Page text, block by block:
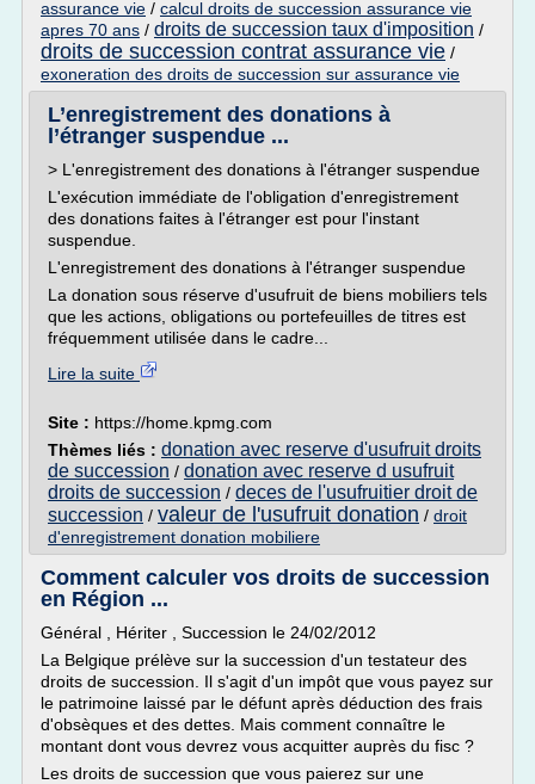
assurance vie / calcul droits de succession assurance vie
apres 70 ans / droits de succession taux d'imposition /
droits de succession contrat assurance vie /
exoneration des droits de succession sur assurance vie
L’enregistrement des donations à
l’étranger suspendue ...
> L'enregistrement des donations à l'étranger suspendue
L'exécution immédiate de l'obligation d'enregistrement
des donations faites à l'étranger est pour l'instant
suspendue.
L'enregistrement des donations à l'étranger suspendue
La donation sous réserve d'usufruit de biens mobiliers tels
que les actions, obligations ou portefeuilles de titres est
fréquemment utilisée dans le cadre...
Lire la suite
Site : https://home.kpmg.com
Thèmes liés : donation avec reserve d'usufruit droits
de succession / donation avec reserve d usufruit
droits de succession / deces de l'usufruitier droit de
succession / valeur de l'usufruit donation / droit
d'enregistrement donation mobiliere
Comment calculer vos droits de succession
en Région ...
Général , Hériter , Succession le 24/02/2012
La Belgique prélève sur la succession d'un testateur des
droits de succession. Il s'agit d'un impôt que vous payez sur
le patrimoine laissé par le défunt après déduction des frais
d'obsèques et des dettes. Mais comment connaître le
montant dont vous devrez vous acquitter auprès du fisc ?
Les droits de succession que vous paierez sur une